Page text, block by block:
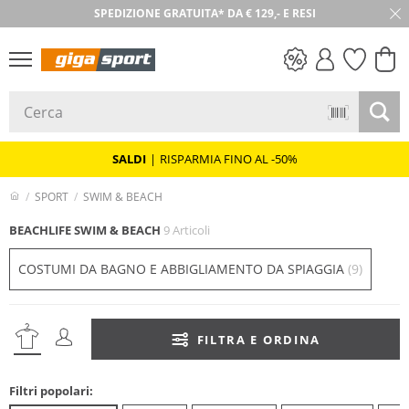
SPEDIZIONE GRATUITA* DA € 129,- E RESI
30 GIORNI DI RESO
SALDI | RISPARMIA FINO AL -50%
SPORT SWIM & BEACH
BEACHLIFE SWIM & BEACH 9 Articoli
COSTUMI DA BAGNO E ABBIGLIAMENTO DA SPIAGGIA (9)
FILTRA E ORDINA
Filtri popolari: